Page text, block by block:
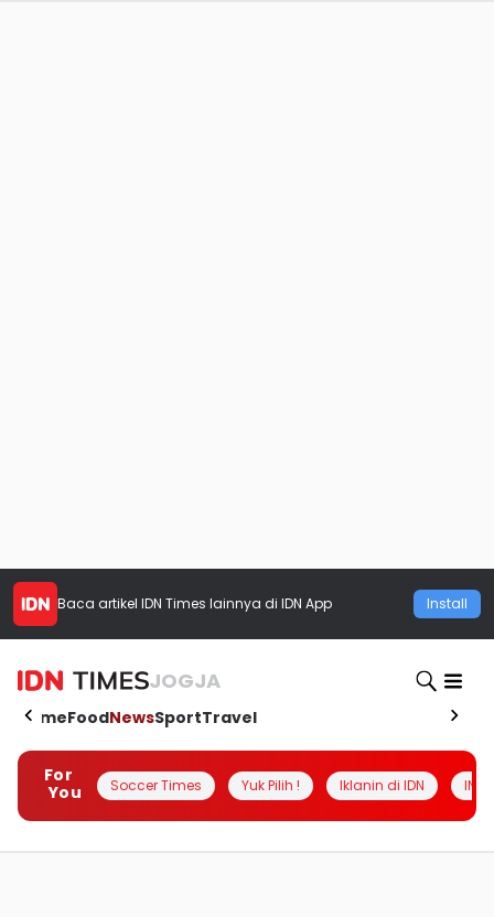
Baca artikel IDN Times lainnya di IDN App Install
JOGJA
HomeFoodNewsSportTravel
For
You
Soccer Times Yuk Pilih ! Iklanin di IDN